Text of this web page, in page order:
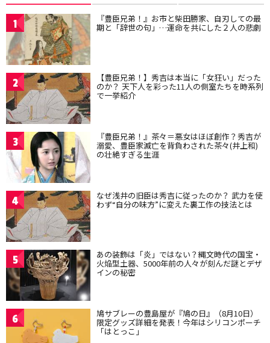
1 『豊臣兄弟！』お市と柴田勝家、自刃しての最
期と「辞世の句」…運命を共にした２人の悲劇
2 【豊臣兄弟！】秀吉は本当に「女狂い」だった
のか？ 天下人を彩った11人の側室たちを時系列
で一挙紹介
3 『豊臣兄弟！』茶々＝悪女はほぼ創作？秀吉が
溺愛、豊臣家滅亡を背負わされた茶々(井上和)
の壮絶すぎる生涯
4 なぜ浅井の旧臣は秀吉に従ったのか？ 武力を使
わず“自分の味方”に変えた裏工作の技法とは
5 あの装飾は「炎」ではない？縄文時代の国宝・
火焔型土器、5000年前の人々が刻んだ謎とデザ
インの秘密
6 鳩サブレーの豊島屋が『鳩の日』（8月10日）
限定グッズ詳細を発表！今年はシリコンポーチ
「はとっこ」